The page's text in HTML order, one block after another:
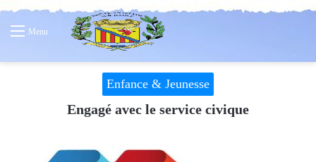
Menu
Enfance & Jeunesse
Engagé avec le service civique